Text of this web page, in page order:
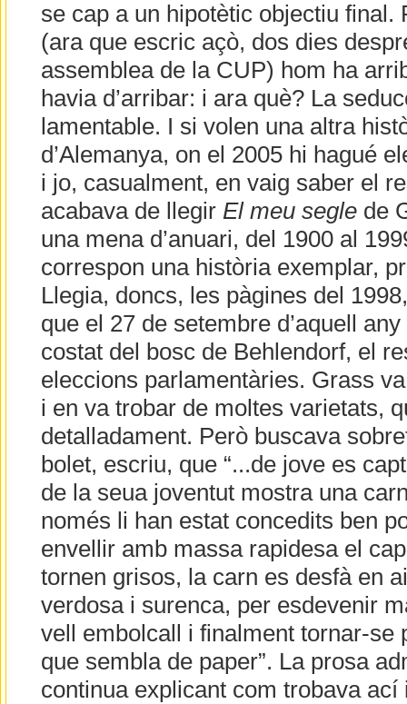
se cap a un hipotètic objectiu final.
(ara que escric açò, dos dies
assemblea de la CUP) hom ha
havia d’arribar: i ara què? La
lamentable. I si volen una altra
d’Alemanya, on el 2005 hi hagué
i jo, casualment, en vaig saber el
acabava de llegir El meu seglede
una mena d’anuari, del 1900 al
correspon una història exemplar,
Llegia, doncs, les pàgines del
que el 27 de setembre d’aquell
costat del bosc de Behlendorf, el
eleccions parlamentàries. Grass
i en va trobar de moltes varietats,
detalladament. Però buscava
bolet, escriu, que “...de jove es
de la seua joventut mostra una
només li han estat concedits ben
envellir amb massa rapidesa el
tornen grisos, la carn es desfà en
verdosa i surenca, per esdevenir
vell embolcall i finalment tornar-se
que sembla de paper”. La prosa
continua explicant com trobava ací